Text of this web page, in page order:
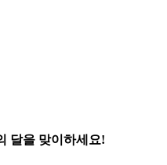
달을 맞이하세요!